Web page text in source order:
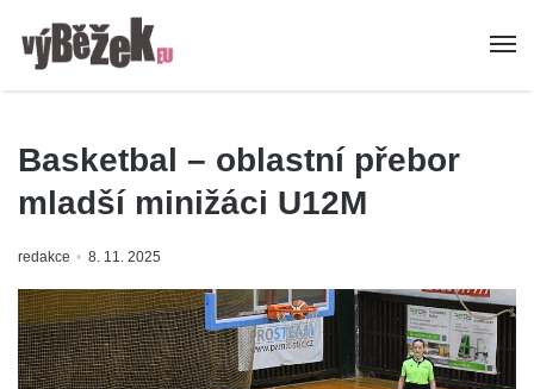
Basketbal – oblastní přebor
mladší minižáci U12M
redakce 8. 11. 2025